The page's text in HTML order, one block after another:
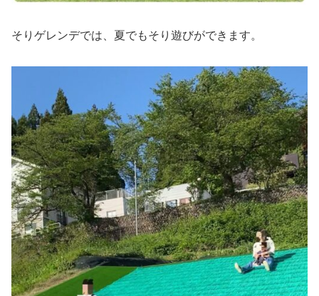
そりゲレンデでは、夏でもそり遊びができます。